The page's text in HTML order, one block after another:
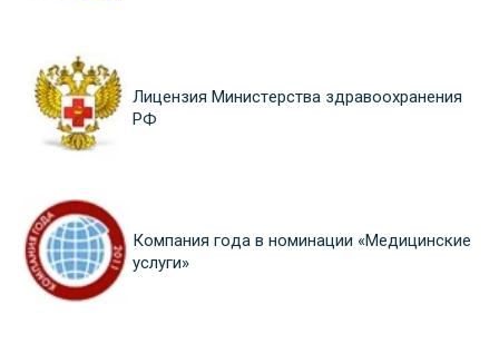
Лицензия Министерства здравоохранения
РФ
Компания года в номинации «Медицинские
услуги»